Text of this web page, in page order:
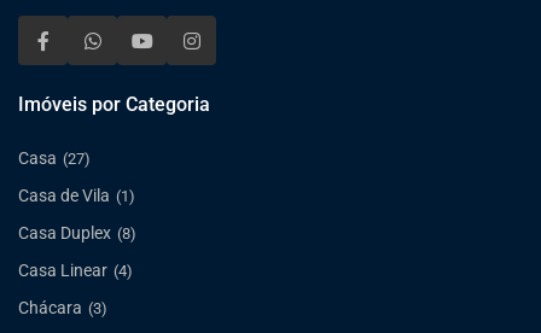
Imóveis por Categoria
Casa (27)
Casa de Vila (1)
Casa Duplex (8)
Casa Linear (4)
Chácara (3)